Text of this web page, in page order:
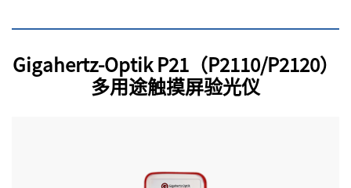
Gigahertz-Optik P21（P2110/P2120）
多用途触摸屏验光仪